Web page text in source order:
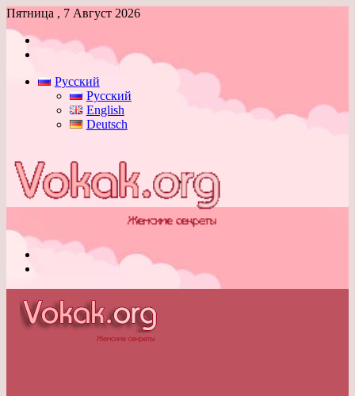
Пятница , 7 Август 2026
Войти
Русский
Русский
English
Deutsch